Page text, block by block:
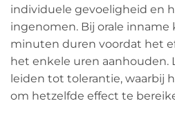
individuele gevoeligheid en
ingenomen. Bij orale
minuten duren voordat het
het enkele uren aanhouden.
leiden tot tolerantie, waarbij
om hetzelfde effect te